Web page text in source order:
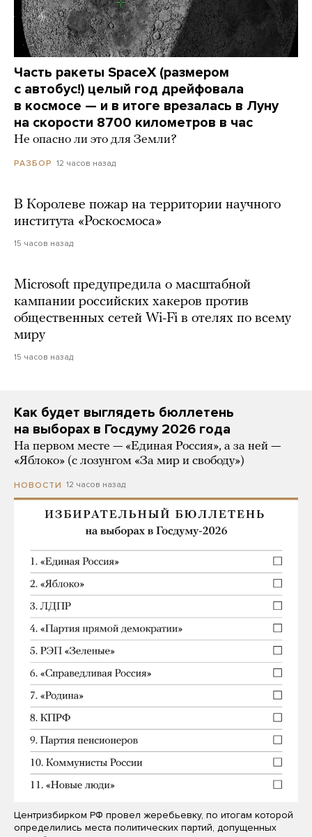
Часть ракеты SpaceX (размером
с автобус!) целый год дрейфовала
в космосе — и в итоге врезалась в Луну
на скорости 8700 километров в час
Не опасно ли это для Земли?
РАЗБОР 12 часов назад
В Королеве пожар на территории научного
института «Роскосмоса»
15 часов назад
Microsoft предупредила о масштабной
кампании российских хакеров против
общественных сетей Wi-Fi в отелях по всему
миру
15 часов назад
Как будет выглядеть бюллетень
на выборах в Госдуму 2026 года
На первом месте — «Единая Россия», а за ней —
«Яблоко» (с лозунгом «За мир и свободу»)
НОВОСТИ 12 часов назад
Центризбирком РФ провел жеребьевку, по итогам которой
определились места политических партий, допущенных